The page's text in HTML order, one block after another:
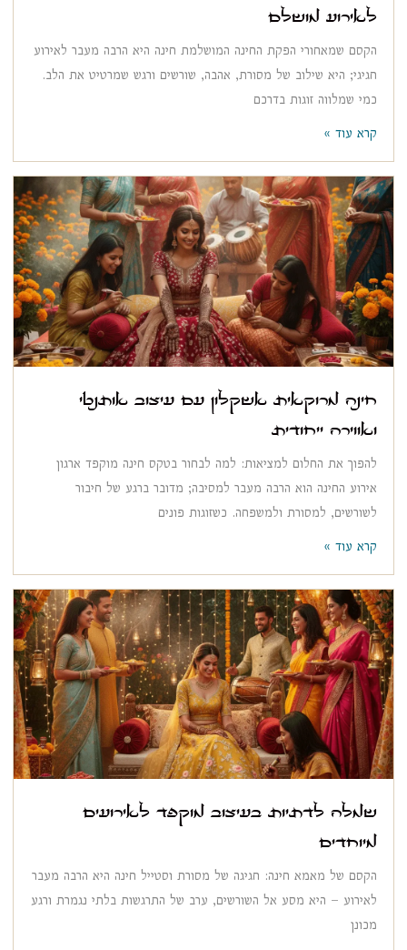
לאירוע מושלם
הקסם שמאחורי הפקת החינה המושלמת חינה היא הרבה מעבר לאירוע
חגיגי; היא שילוב של מסורת, אהבה, שורשים ורגש שמרטיט את הלב.
כמי שמלווה זוגות בדרכם
קרא עוד »
חינה מרוקאית אשקלון עם עיצוב אותנטי
ואווירה ייחודית
להפוך את החלום למציאות: למה לבחור בטקס חינה מוקפד ארגון
אירוע החינה הוא הרבה מעבר למסיבה; מדובר ברגע של חיבור
לשורשים, למסורת ולמשפחה. כשזוגות פונים
קרא עוד »
שמלה לדתיות בעיצוב מוקפד לאירועים
מיוחדים
הקסם של מאמא חינה: חגיגה של מסורת וסטייל חינה היא הרבה מעבר
לאירוע – היא מסע אל השורשים, ערב של התרגשות בלתי נגמרת ורגע
מכונן